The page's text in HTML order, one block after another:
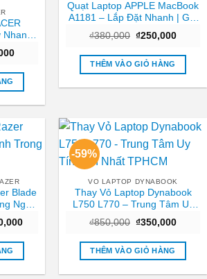
Nhanh
Giá
Giá
tại
₫250,000.
Quạt Laptop APPLE MacBook
A1181 – Lắp Đặt Nhanh | Giá
Rẻ TPHCM
₫380,000 Giá
là:
₫380,000.
₫250,000Giá
tại
THÊM VÀO GIỎ HÀNG
Blade
Ngày
Giá
tại
₫2,500,000.
-59%
VO LAPTOP DYNABOOK
Thay Vỏ Laptop Dynabook
L750 L770 – Trung Tâm Uy
Tín Gần Nhất TPHCM
₫850,000 Giá
là:
₫850,000.
₫350,000Giá
tại
THÊM VÀO GIỎ HÀNG